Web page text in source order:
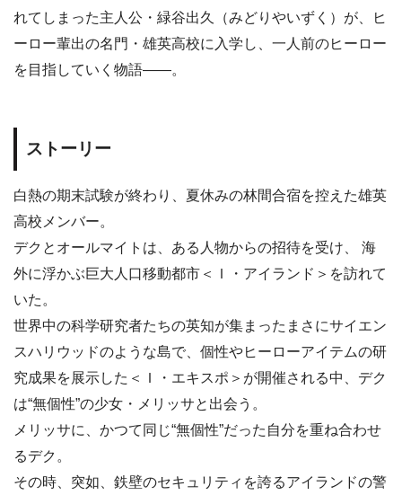
れてしまった主人公・緑谷出久（みどりやいずく）が、ヒ
ーロー輩出の名門・雄英高校に入学し、一人前のヒーロー
を目指していく物語——。
ストーリー
白熱の期末試験が終わり、夏休みの林間合宿を控えた雄英
高校メンバー。
デクとオールマイトは、ある人物からの招待を受け、 海
外に浮かぶ巨大人口移動都市＜Ｉ・アイランド＞を訪れて
いた。
世界中の科学研究者たちの英知が集まったまさにサイエン
スハリウッドのような島で、個性やヒーローアイテムの研
究成果を展示した＜Ｉ・エキスポ＞が開催される中、デク
は“無個性”の少女・メリッサと出会う。
メリッサに、かつて同じ“無個性”だった自分を重ね合わせ
るデク。
その時、突如、鉄壁のセキュリティを誇るアイランドの警